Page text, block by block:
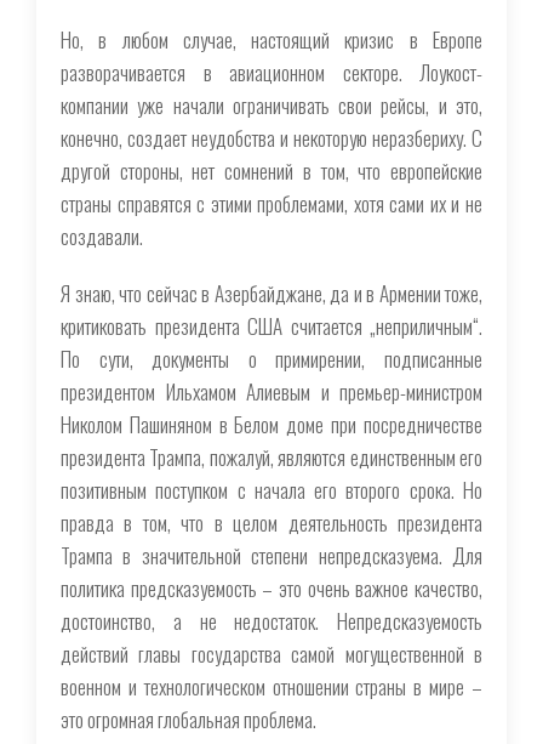
Но, в любом случае, настоящий кризис в Европе
разворачивается в авиационном секторе. Лоукост-
компании уже начали ограничивать свои рейсы, и это,
конечно, создает неудобства и некоторую неразбериху. С
другой стороны, нет сомнений в том, что европейские
страны справятся с этими проблемами, хотя сами их и не
создавали.
Я знаю, что сейчас в Азербайджане, да и в Армении тоже,
критиковать президента США считается „неприличным“.
По сути, документы о примирении, подписанные
президентом Ильхамом Алиевым и премьер-министром
Николом Пашиняном в Белом доме при посредничестве
президента Трампа, пожалуй, являются единственным его
позитивным поступком с начала его второго срока. Но
правда в том, что в целом деятельность президента
Трампа в значительной степени непредсказуема. Для
политика предсказуемость – это очень важное качество,
достоинство, а не недостаток. Непредсказуемость
действий главы государства самой могущественной в
военном и технологическом отношении страны в мире –
это огромная глобальная проблема.